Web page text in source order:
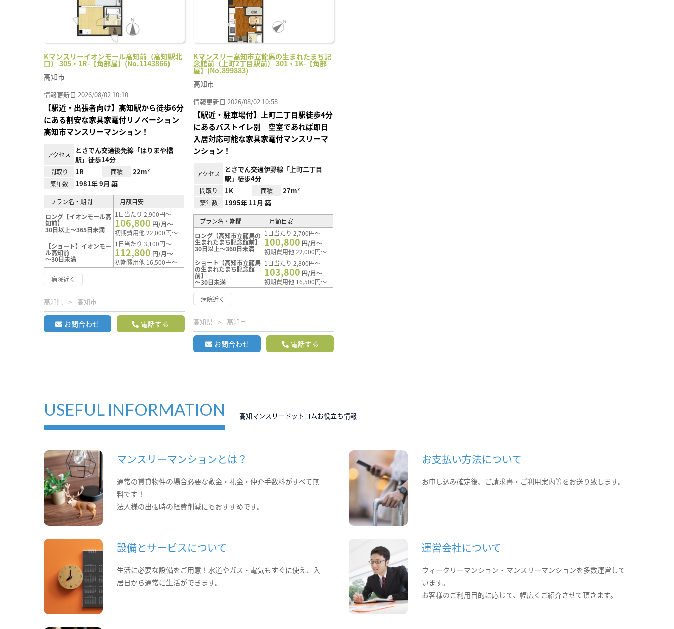
Kマンスリーイオンモール高知前（高知駅北
口） 305・1R-【角部屋】(No.1143866)
高知市
情報更新日 2026/08/02 10:10
【駅近・出張者向け】高知駅から徒歩6分
にある割安な家具家電付リノベーション
高知市マンスリーマンション！
アクセス
とさでん交通後免線「はりまや橋
駅」徒歩14分
間取り 1R 面積 22m²
築年数 1981年 9月 築
プラン名・期間
月額目安
ロング【イオンモール高
知前】
30日以上～365日未満
1日当たり 2,900円～
106,800 円/月～
初期費用他 22,000円～
【ショート】イオンモー
ル高知前
～30日未満
1日当たり 3,100円～
112,800 円/月～
初期費用他 16,500円～
病院近く
高知県 高知市
お問合わせ 電話する
Kマンスリー高知市立龍馬の生まれたまち記
念館前（上町2丁目駅前） 301・1K-【角部
屋】(No.899883)
高知市
情報更新日 2026/08/02 10:58
【駅近・駐車場付】上町二丁目駅徒歩4分
にあるバストイレ別 空室であれば即日
入居対応可能な家具家電付マンスリーマ
ンション！
アクセス
とさでん交通伊野線「上町二丁目
駅」徒歩4分
間取り 1K 面積 27m²
築年数 1995年 11月 築
プラン名・期間
月額目安
ロング【高知市立龍馬の
生まれたまち記念館前】
30日以上～360日未満
1日当たり 2,700円～
100,800 円/月～
初期費用他 22,000円～
ショート【高知市立龍馬
の生まれたまち記念館
前】
～30日未満
1日当たり 2,800円～
103,800 円/月～
初期費用他 16,500円～
病院近く
高知県 高知市
お問合わせ 電話する
USEFUL INFORMATION 高知マンスリードットコムお役立ち情報
マンスリーマンションとは？
通常の賃貸物件の場合必要な敷金・礼金・仲介手数料がすべて無
料です！
法人様の出張時の経費削減にもおすすめです。
お支払い方法について
お申し込み確定後、ご請求書・ご利用案内等をお送り致します。
設備とサービスについて
生活に必要な設備をご用意！水道やガス・電気もすぐに使え、入
居日から通常に生活ができます。
運営会社について
ウィークリーマンション・マンスリーマンションを多数運営して
います。
お客様のご利用目的に応じて、幅広くご紹介させて頂きます。